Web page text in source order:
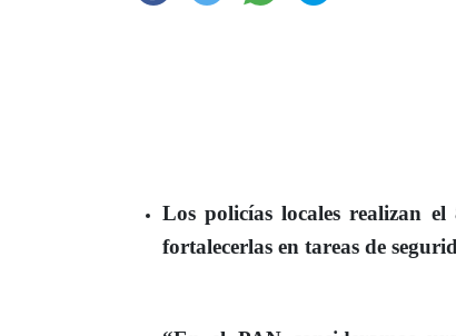
Los policías locales realizan
fortalecerlas en tareas de